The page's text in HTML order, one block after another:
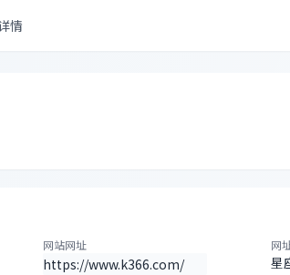
情
网站网址
https://www.k366.com/
网
星